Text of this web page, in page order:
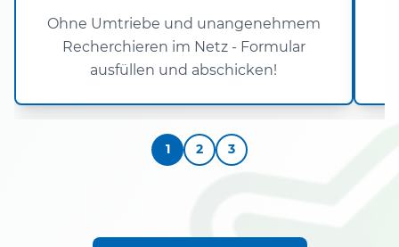
Ohne Umtriebe und unangenehmem
Recherchieren im Netz - Formular
ausfüllen und abschicken!
1 2 3